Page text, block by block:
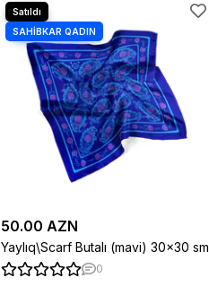
50.00 AZN
Yaylıq\Scarf Butalı (mavi) 30×30 sm
0